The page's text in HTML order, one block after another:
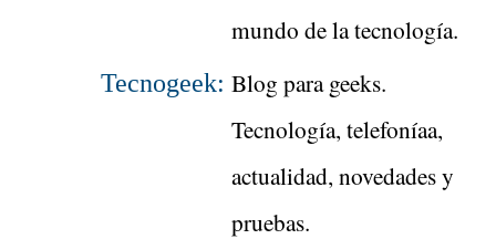
mundo de la tecnología.
Tecnogeek: Blog para geeks.
Tecnología, telefoníaa,
actualidad, novedades y
pruebas.